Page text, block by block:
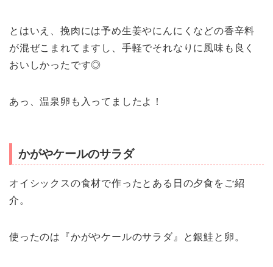
とはいえ、挽肉には予め生姜やにんにくなどの香辛料
が混ぜこまれてますし、手軽でそれなりに風味も良く
おいしかったです◎
あっ、温泉卵も入ってましたよ！
かがやケールのサラダ
オイシックスの食材で作ったとある日の夕食をご紹
介。
使ったのは『かがやケールのサラダ』と銀鮭と卵。